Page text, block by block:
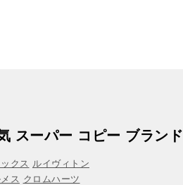
スーパー コピー ブランド
クス ルイヴィトン
ス クロムハーツ